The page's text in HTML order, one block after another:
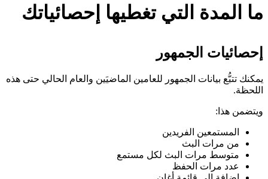
ما المدة التي تغطيها إحصائياتك
إحصائيات الجمهور
يمكنك تتبُّع بيانات الجمهور للعامين الماضيَين والعام الحالي حتى هذه
اللحظة.
ويتضمن هذا:
المستمعين الفريدين
من مرات البث
متوسط مرات البث لكل مستمع
عدد مرات الحفظ